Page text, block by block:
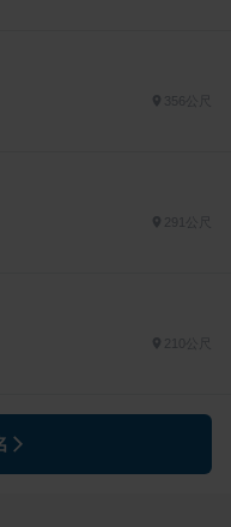
356公尺